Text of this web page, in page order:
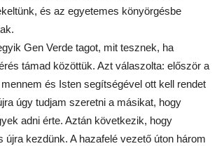
és az egyetemes könyörgésbe
Gen Verde tagot, mit tesznek, ha
támad közöttük. Azt válaszolta: először a
és Isten segítségével ott kell rendet
úgy tudjam szeretni a másikat, hogy
adni érte. Aztán következik, hogy
újra kezdünk. A hazafelé vezető úton három